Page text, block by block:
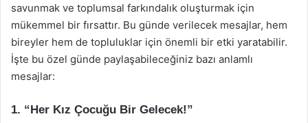
savunmak ve toplumsal farkındalık oluşturmak için
mükemmel bir fırsattır. Bu günde verilecek mesajlar, hem
bireyler hem de topluluklar için önemli bir etki yaratabilir.
İşte bu özel günde paylaşabileceğiniz bazı anlamlı
mesajlar:
1. “Her Kız Çocuğu Bir Gelecek!”